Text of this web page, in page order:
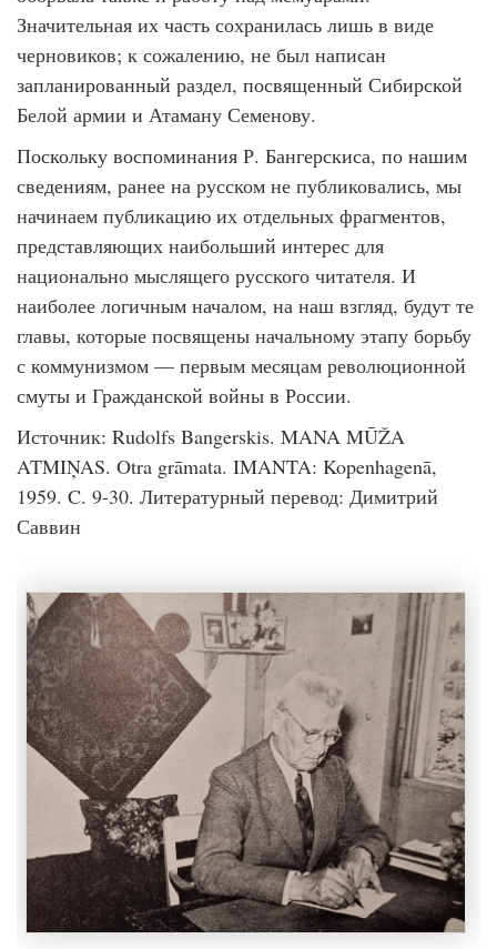
Значительная их часть сохранилась лишь в виде
черновиков; к сожалению, не был написан
запланированный раздел, посвященный Сибирской
Белой армии и Атаману Семенову.
Поскольку воспоминания Р. Бангерскиса, по нашим
сведениям, ранее на русском не публиковались, мы
начинаем публикацию их отдельных фрагментов,
представляющих наибольший интерес для
национально мыслящего русского читателя. И
наиболее логичным началом, на наш взгляд, будут те
главы, которые посвящены начальному этапу борьбу
с коммунизмом — первым месяцам революционной
смуты и Гражданской войны в России.
Источник: Rudolfs Bangerskis. MANA MŪŽA
ATMIŅAS. Otra grāmata. IMANTA: Kopenhagenā,
1959. C. 9-30. Литературный перевод: Димитрий
Саввин